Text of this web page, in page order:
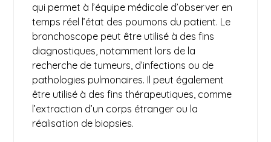
qui permet à l’équipe médicale d’observer en
temps réel l’état des poumons du patient. Le
bronchoscope peut être utilisé à des fins
diagnostiques, notamment lors de la
recherche de tumeurs, d’infections ou de
pathologies pulmonaires. Il peut également
être utilisé à des fins thérapeutiques, comme
l’extraction d’un corps étranger ou la
réalisation de biopsies.